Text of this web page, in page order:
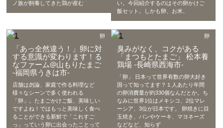
ノ族が飼養してきた鶏が産む
い。今回紹介するのはその卵かけご
飯セット。しかも卵、お米、
卵
「あっ全然違う！」卵に対
する意識が変わります！る
なファーム@山もりたまご
-福岡県うきは市-
店舗は勿論、家庭で作る料理など
様々なシーンで多く使われる
「卵」。たまごかけご飯、美味しい
ですよね！ではもっと美味しく食べ
ることができる新鮮で「これすご
っ」っていう卵に出会ったことって
卵
臭みがなく、コクがある
「まつもとたまご」 松本養
鶏場 -長崎県西海市-
「卵」 日本って世界有数の卵大好き
国って知ってます？１人あたり年間
の卵消費量が約330個なんだとか。ち
なみに世界1位はメキシコ、2位マレ
ーシア、3位が日本です。 卵焼きに目
玉焼き、パンやケーキ、マヨネーズ
などなど、知らず